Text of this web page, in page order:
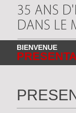
BIENVENUE